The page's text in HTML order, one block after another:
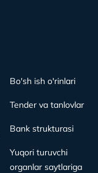
Bo'sh ish o'rinlari
Tender va tanlovlar
Bank strukturasi
Yuqori turuvchi
organlar saytlariga